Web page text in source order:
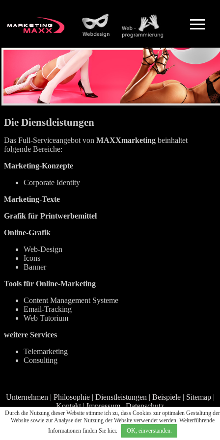
Die Dienstleistungen
Das Full-Serviceangebot von MAXXmarketing beinhaltet
folgende Bereiche:
Marketing-Konzepte
Corporate Identity
Marketing-Texte
Grafik für Printwerbemittel
Online-Grafik
Web-Design
Icons
Banner
Tools für Online-Marketing
Content Management Systeme
Email-Tracking
Web Tutorium
weitere Services
Telemarketing
Consulting
Unternehmen | Philosophie| Dienstleistungen | Beispiele| Sitemap|
Kontakt|Impressum|Datenschutz
Unsere Angebote richten sich ausschließlich an Firmen und sind daher Netto-Preise!
Webdesign & programmierung
Durch die Nutzung dieser Website stimme ich zu, dass Cookies zur optimalen Gestaltung der
Website sowie zur Analyse der Nutzung der Website verwendet werden. Weiterführende
Informationen finden Sie hier. OK, einverstanden.